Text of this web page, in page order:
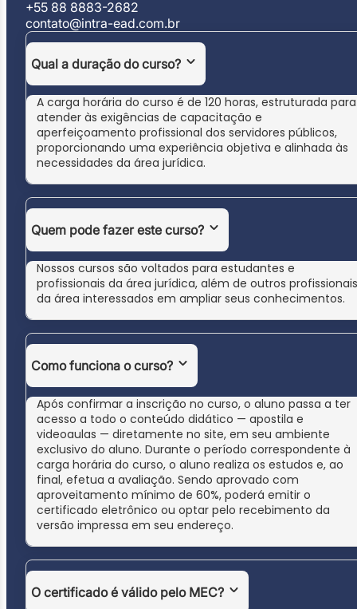
+55 88 8883-2682
contato@intra-ead.com.br
Qual a duração do curso?
A carga horária do curso é de 120 horas, estruturada para
atender às exigências de capacitação e
aperfeiçoamento profissional dos servidores públicos,
proporcionando uma experiência objetiva e alinhada às
necessidades da área jurídica.
Quem pode fazer este curso?
Nossos cursos são voltados para estudantes e
profissionais da área jurídica, além de outros profissionais
da área interessados em ampliar seus conhecimentos.
Como funciona o curso?
Após confirmar a inscrição no curso, o aluno passa a ter
acesso a todo o conteúdo didático — apostila e
videoaulas — diretamente no site, em seu ambiente
exclusivo do aluno. Durante o período correspondente à
carga horária do curso, o aluno realiza os estudos e, ao
final, efetua a avaliação. Sendo aprovado com
aproveitamento mínimo de 60%, poderá emitir o
certificado eletrônico ou optar pelo recebimento da
versão impressa em seu endereço.
O certificado é válido pelo MEC?